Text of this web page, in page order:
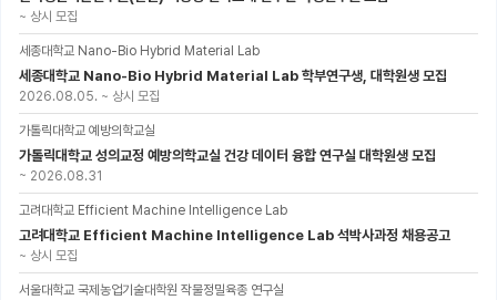
~ 상시 모집
세종대학교 Nano-Bio Hybrid Material Lab
세종대학교 Nano-Bio Hybrid Material Lab 학부연구생, 대학원생 모집
2026.08.05. ~ 상시 모집
가톨릭대학교 예방의학교실
가톨릭대학교 성의교정 예방의학교실 건강 데이터 융합 연구실 대학원생 모집
~ 2026.08.31
고려대학교 Efficient Machine Intelligence Lab
고려대학교 Efficient Machine Intelligence Lab 석박사과정 채용공고
~ 상시 모집
서울대학교 국제농업기술대학원 작물정밀육종 연구실